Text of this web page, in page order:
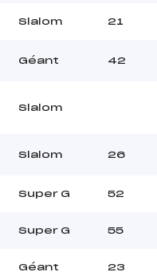
Slalom 21
Géant 42
Slalom
Slalom 26
Super G 52
Super G 55
Géant 23